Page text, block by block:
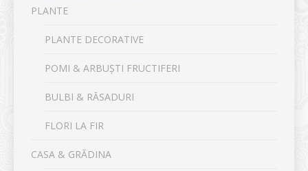
PLANTE
PLANTE DECORATIVE
POMI & ARBUȘTI FRUCTIFERI
BULBI & RĂSADURI
FLORI LA FIR
CASA & GRĂDINA